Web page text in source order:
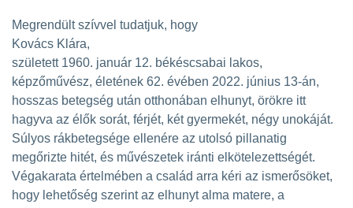
Megrendült szívvel tudatjuk, hogy
Kovács Klára,
született 1960. január 12. békéscsabai lakos,
képzőművész, életének 62. évében 2022. június 13-án,
hosszas betegség után otthonában elhunyt, örökre itt
hagyva az élők sorát, férjét, két gyermekét, négy unokáját.
Súlyos rákbetegsége ellenére az utolsó pillanatig
megőrizte hitét, és művészetek iránti elkötelezettségét.
Végakarata értelmében a család arra kéri az ismerősöket,
hogy lehetőség szerint az elhunyt alma matere, a